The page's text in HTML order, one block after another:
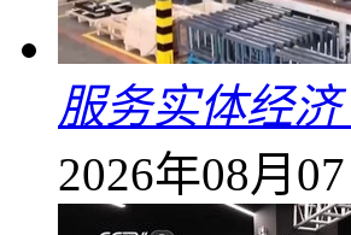
服务实体经
2026年08月